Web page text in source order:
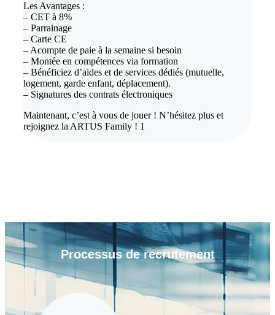
Les Avantages :
– CET à 8%
– Parrainage
– Carte CE
– Acompte de paie à la semaine si besoin
– Montée en compétences via formation
– Bénéficiez d’aides et de services dédiés (mutuelle,
logement, garde enfant, déplacement).
– Signatures des contrats électroniques
Maintenant, c’est à vous de jouer ! N’hésitez plus et
rejoignez la ARTUS Family ! 1
Processus derecrutement